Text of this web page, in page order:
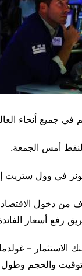
في جميع أنحاء
أمس الجمعة.
في وول ستريت إلى
من دخول
رفع أسعار
الاستثمار –
والحجم وطول